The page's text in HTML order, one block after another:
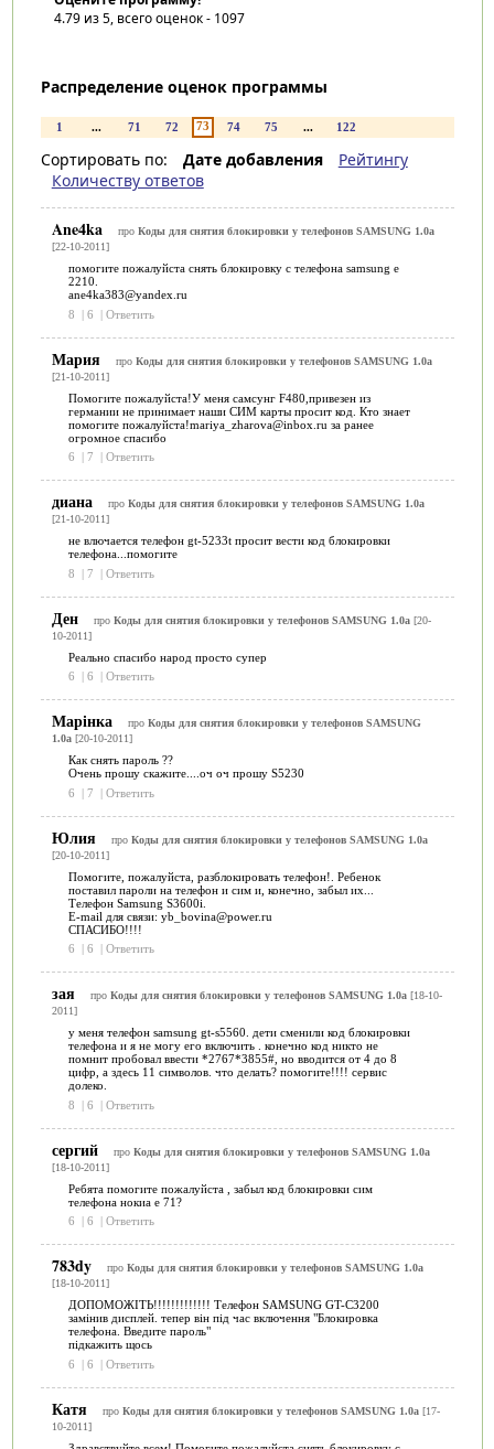
4.79из 5, всего оценок - 1097
Распределение оценок программы
1 ... 71 72 73 74 75 ... 122
Сортировать по: Дате добавления
Рейтингу
Количеству ответов
Ane4ka про Коды для снятия блокировки у телефонов SAMSUNG 1.0a
[22-10-2011]
помогите пожалуйста снять блокировку с телефона samsung e
2210.
ane4ka383@yandex.ru
8
| 6 | Ответить
Мария про Коды для снятия блокировки у телефонов SAMSUNG 1.0a
[21-10-2011]
Помогите пожалуйста!У меня самсунг F480,привезен из
германии не принимает наши СИМ карты просит код. Кто знает
помогите пожалуйста!mariya_zharova@inbox.ru за ранее
огромное спасибо
6
| 7 | Ответить
диана про Коды для снятия блокировки у телефонов SAMSUNG 1.0a
[21-10-2011]
не влючается телефон gt-5233t просит вести код блокировки
телефона...помогите
8
| 7 | Ответить
Ден про Коды для снятия блокировки у телефонов SAMSUNG 1.0a[20-
10-2011]
Реально спасибо народ просто супер
6
| 6 | Ответить
Марінка про Коды для снятия блокировки у телефонов SAMSUNG
1.0a[20-10-2011]
Как снять пароль ??
Очень прошу скажите....оч оч прошу S5230
6
| 7 | Ответить
Юлия про Коды для снятия блокировки у телефонов SAMSUNG 1.0a
[20-10-2011]
Помогите, пожалуйста, разблокировать телефон!. Ребенок
поставил пароли на телефон и сим и, конечно, забыл их...
Телефон Samsung S3600i.
E-mail для связи: yb_bovina@power.ru
СПАСИБО!!!!
6
| 6 | Ответить
зая про Коды для снятия блокировки у телефонов SAMSUNG 1.0a[18-10-
2011]
у меня телефон samsung gt-s5560. дети сменили код блокировки
телефона и я не могу его включить . конечно код никто не
помнит пробовал ввести *2767*3855#, но вводится от 4 до 8
цифр, а здесь 11 символов. что делать? помогите!!!! сервис
долеко.
8
| 6 | Ответить
сергий про Коды для снятия блокировки у телефонов SAMSUNG 1.0a
[18-10-2011]
Ребята помогите пожалуйста , забыл код блокировки сим
телефона нокиа е 71?
6
| 6 | Ответить
783dy про Коды для снятия блокировки у телефонов SAMSUNG 1.0a
[18-10-2011]
ДОПОМОЖІТЬ!!!!!!!!!!!!! Телефон SAMSUNG GT-C3200
замінив дисплей. тепер він під час включення "Блокировка
телефона. Введите пароль"
підкажить щось
6
| 6 | Ответить
Катя про Коды для снятия блокировки у телефонов SAMSUNG 1.0a[17-
10-2011]